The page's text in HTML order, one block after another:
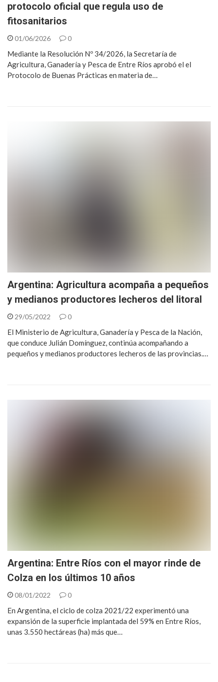
protocolo oficial que regula uso de
fitosanitarios
01/06/2026 0
Mediante la Resolución Nº 34/2026, la Secretaría de
Agricultura, Ganadería y Pesca de Entre Ríos aprobó el el
Protocolo de Buenas Prácticas en materia de…
Argentina: Agricultura acompaña a pequeños
y medianos productores lecheros del litoral
29/05/2022 0
El Ministerio de Agricultura, Ganadería y Pesca de la Nación,
que conduce Julián Domínguez, continúa acompañando a
pequeños y medianos productores lecheros de las provincias.…
Argentina: Entre Ríos con el mayor rinde de
Colza en los últimos 10 años
08/01/2022 0
En Argentina, el ciclo de colza 2021/22 experimentó una
expansión de la superficie implantada del 59% en Entre Ríos,
unas 3.550 hectáreas (ha) más que…